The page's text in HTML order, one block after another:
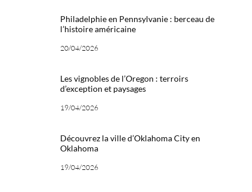
Philadelphie en Pennsylvanie : berceau de
l’histoire américaine
20/04/2026
Les vignobles de l’Oregon : terroirs
d’exception et paysages
19/04/2026
Découvrez la ville d’Oklahoma City en
Oklahoma
19/04/2026